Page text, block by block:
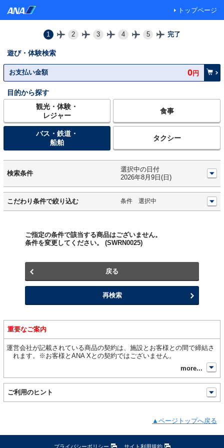
トップページ
1 2 3 4 5 完了
遊び・体験検索
お支払い金額 0円
目的から探す
観光・体験・
レジャー
食事
バス・鉄道・
船舶
タクシー
検索条件
選択中の日付
2026年8月9日(日)
こだわり条件で絞り込む 条件 選択中
ご指定の条件で該当する商品はございません。
条件を変更してください。 (SWRN0025)
重要なご案内
more...
運営会社が記載されている商品の契約は、施設とお客様との間で締結さ
れます。※お客様とANA Xとの契約ではございません。
ご利用のヒント
ページトップへ戻る
プライバシーポリシー サイト利用規約